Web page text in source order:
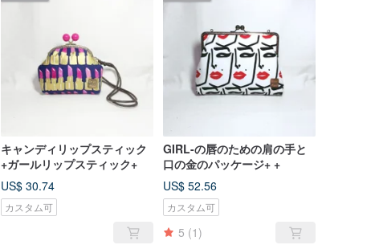
キャンディリップスティック
+ガールリップスティック+
US$ 30.74
カスタム可
GIRL-の唇のための肩の手と
口の金のパッケージ+ +
US$ 52.56
カスタム可
5 (1)